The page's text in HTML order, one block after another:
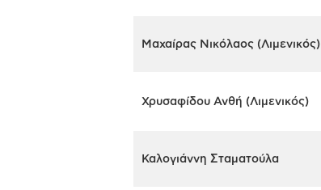
Μαχαίρας Νικόλαος (Λιμενικός)
Χρυσαφίδου Ανθή (Λιμενικός)
Καλογιάννη Σταματούλα